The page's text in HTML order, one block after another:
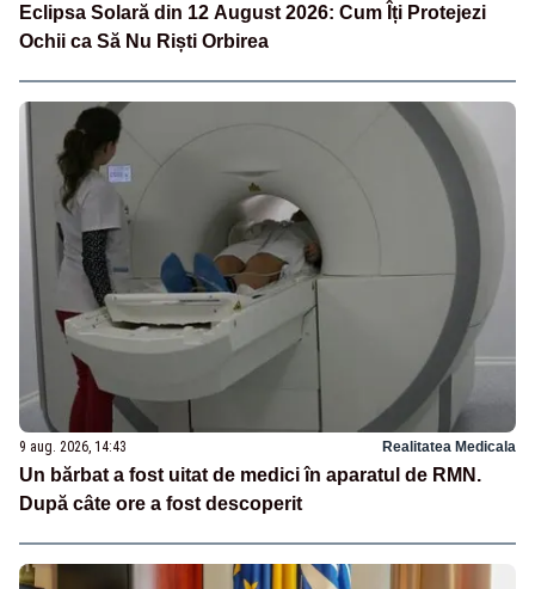
Eclipsa Solară din 12 August 2026: Cum Îți Protejezi
Ochii ca Să Nu Riști Orbirea
9 aug. 2026, 14:43 Realitatea Medicala
Un bărbat a fost uitat de medici în aparatul de RMN.
După câte ore a fost descoperit